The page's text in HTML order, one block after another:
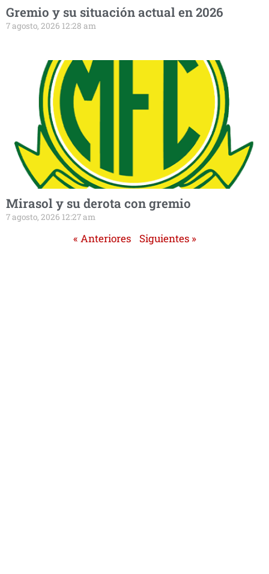
Gremio y su situación actual en 2026
7 agosto, 2026 12:28 am
Mirasol y su derota con gremio
7 agosto, 2026 12:27 am
« Anteriores Siguientes »